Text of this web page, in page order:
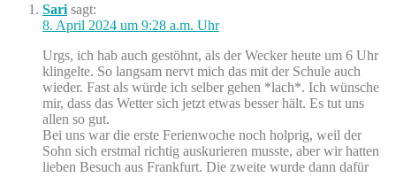
Sari sagt:
8. April 2024 um 9:28 a.m. Uhr
Urgs, ich hab auch gestöhnt, als der Wecker heute um 6 Uhr
klingelte. So langsam nervt mich das mit der Schule auch
wieder. Fast als würde ich selber gehen *lach*. Ich wünsche
mir, dass das Wetter sich jetzt etwas besser hält. Es tut uns
allen so gut.
Bei uns war die erste Ferienwoche noch holprig, weil der
Sohn sich erstmal richtig auskurieren musste, aber wir hatten
lieben Besuch aus Frankfurt. Die zweite wurde dann dafür